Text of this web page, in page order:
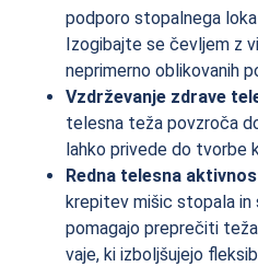
podporo stopalnega
Izogibajte se čevljem z
neprimerno oblikovanih
Vzdrževanje zdrave
telesna teža povzroča
lahko privede do tvorbe
Redna telesna
krepitev mišic stopala in
pomagajo preprečiti
vaje, ki izboljšujejo